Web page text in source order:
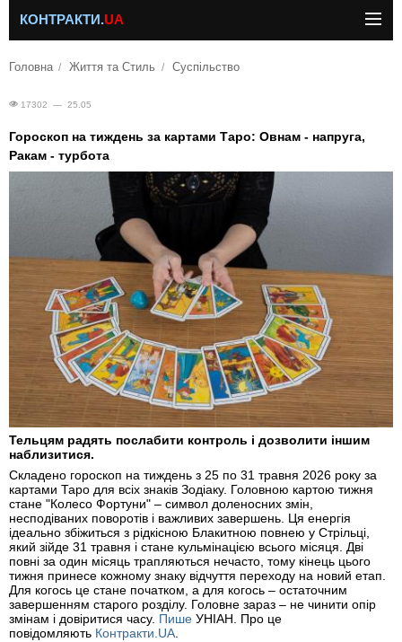
КОНТРАКТИ.UA
Головна Життя та Стиль Суспільство
17302 — 25.05
Гороскоп на тиждень за картами Таро: Овнам - напруга,
Ракам - турбота
Тельцям радять послабити контроль і дозволити іншим
наблизитися.
Складено гороскоп на тиждень з 25 по 31 травня 2026 року за
картами Таро для всіх знаків Зодіаку. Головною картою тижня
стане "Колесо Фортуни" – символ доленосних змін,
несподіваних поворотів і важливих завершень. Ця енергія
ідеально збіжиться з рідкісною Блакитною повнею у Стрільці,
який зійде 31 травня і стане кульмінацією всього місяця. Дві
повні за один місяць трапляються нечасто, тому кінець цього
тижня принесе кожному знаку відчуття переходу на новий етап.
Для когось це стане початком, а для когось – остаточним
завершенням старого розділу. Головне зараз – не чинити опір
змінам і довіритися часу. Пише УНІАН. Про це
повідомляють Контракти.UA.